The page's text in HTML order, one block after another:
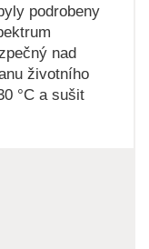
podrobeny
nad
životního
°C a sušit